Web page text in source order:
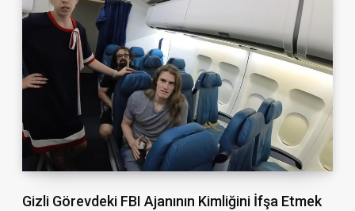
Gizli Görevdeki FBI Ajanının Kimliğini İfşa Etmek